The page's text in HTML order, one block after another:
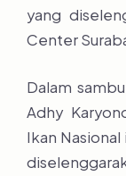
yang
Center
Dalam
Adhy
Ikan